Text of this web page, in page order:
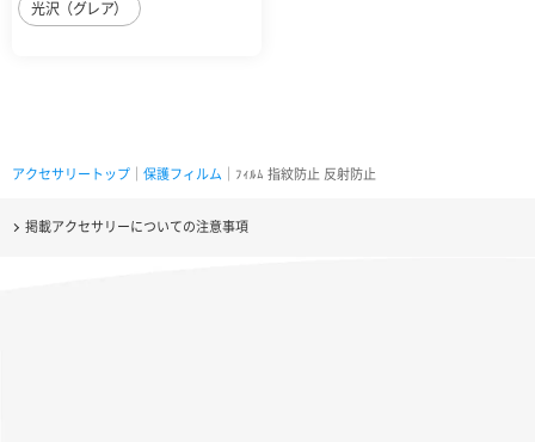
光沢（グレア）
アクセサリートップ 保護フィルム ｜ﾌｨﾙﾑ 指紋防止 反射防止
掲載アクセサリーについての注意事項